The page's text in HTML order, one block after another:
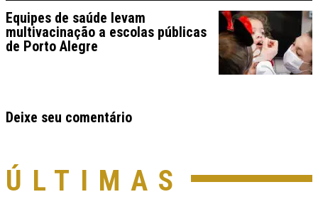
Equipes de saúde levam
multivacinação a escolas públicas
de Porto Alegre
Deixe seu comentário
ÚLTIMAS